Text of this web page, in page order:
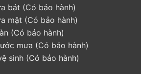
bát (Có bảo hành)
mặt (Có bảo hành)
(Có bảo hành)
mưa (Có bảo hành)
sinh (Có bảo hành)